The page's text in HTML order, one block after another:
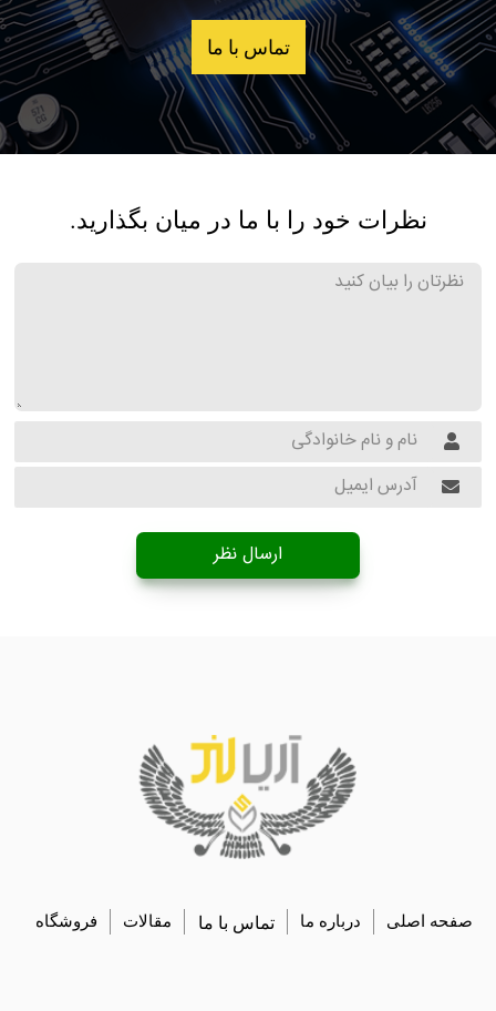
تماس با ما
نظرات خود را با ما در میان بگذارید.
ارسال نظر
صفحه اصلی درباره ما تماس با ما مقالات فروشگاه